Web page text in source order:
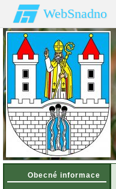
WebSnadno
Obecné informace